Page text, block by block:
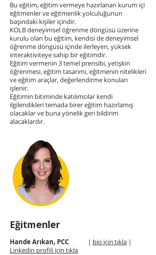
Bu eğitim, eğitim vermeye hazırlanan kurum içi
eğitmenler ve eğitmenlik yolculuğunun
başındaki kişiler içindir.
KOLB deneyimsel öğrenme döngüsü üzerine
kurulu olan bu eğitim, kendisi de deneyimsel
öğrenme döngüsü içinde ilerleyen, yüksek
interaktiviteye sahip bir eğitimdir.
Eğitim vermenin 3 temel prensibi, yetişkin
öğrenmesi, eğitim tasarımı, eğitmenin nitelikleri
ve eğitim araçlar, değerlendirme konuları
işlenir.
Eğitimin bitiminde katılımcılar kendi
ilgilendikleri temada birer eğitim hazırlamış
olacaklar ve buna yönelik geri bildirim
alacaklardır.
Eğitmenler
Hande Arıkan, PCC | bio için tıkla |
Linkedin profili için tıkla